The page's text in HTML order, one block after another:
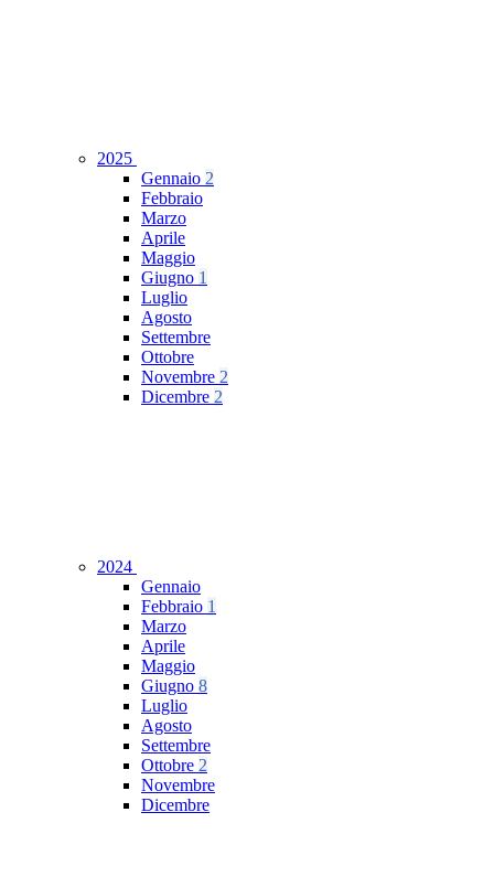
2025
Gennaio 2
Febbraio
Marzo
Aprile
Maggio
Giugno 1
Luglio
Agosto
Settembre
Ottobre
Novembre 2
Dicembre 2
2024
Gennaio
Febbraio 1
Marzo
Aprile
Maggio
Giugno 8
Luglio
Agosto
Settembre
Ottobre 2
Novembre
Dicembre